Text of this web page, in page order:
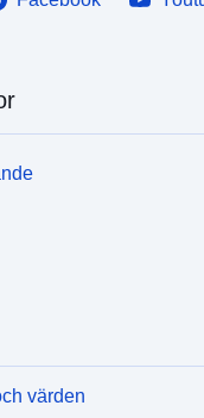
värden